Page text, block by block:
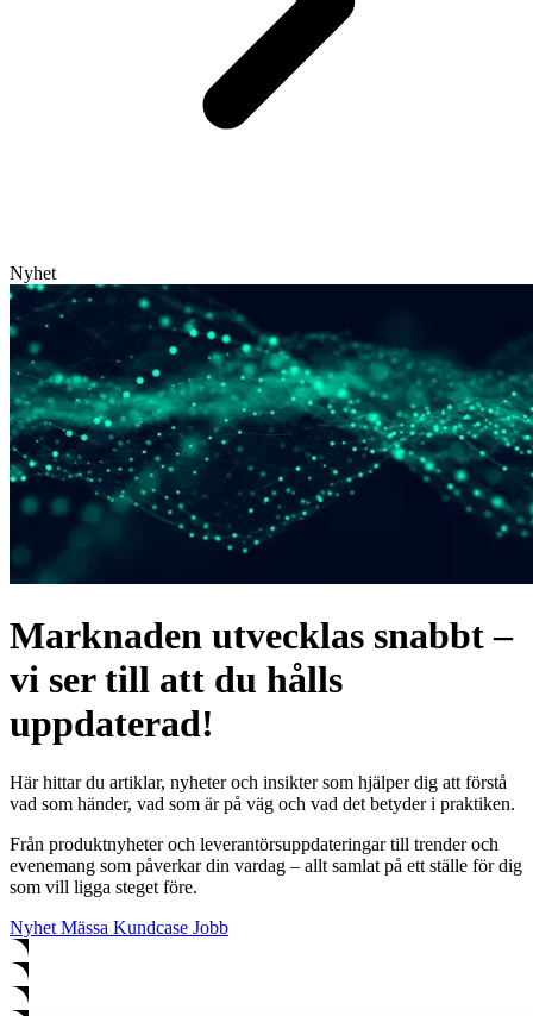
Nyhet
Marknaden utvecklas snabbt –
vi ser till att du hålls
uppdaterad!
Här hittar du artiklar, nyheter och insikter som hjälper dig att förstå
vad som händer, vad som är på väg och vad det betyder i praktiken.
Från produktnyheter och leverantörsuppdateringar till trender och
evenemang som påverkar din vardag – allt samlat på ett ställe för dig
som vill ligga steget före.
Nyhet Mässa Kundcase Jobb